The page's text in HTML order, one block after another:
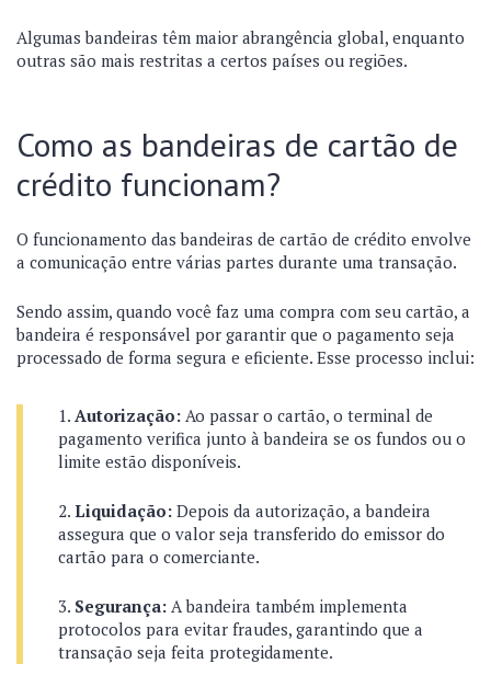
Algumas bandeiras têm maior abrangência global, enquanto
outras são mais restritas a certos países ou regiões.
Como as bandeiras de cartão de
crédito funcionam?
O funcionamento das bandeiras de cartão de crédito envolve
a comunicação entre várias partes durante uma transação.
Sendo assim, quando você faz uma compra com seu cartão, a
bandeira é responsável por garantir que o pagamento seja
processado de forma segura e eficiente. Esse processo inclui:
Autorização: Ao passar o cartão, o terminal de
pagamento verifica junto à bandeira se os fundos ou o
limite estão disponíveis.
Liquidação: Depois da autorização, a bandeira
assegura que o valor seja transferido do emissor do
cartão para o comerciante.
Segurança: A bandeira também implementa
protocolos para evitar fraudes, garantindo que a
transação seja feita protegidamente.